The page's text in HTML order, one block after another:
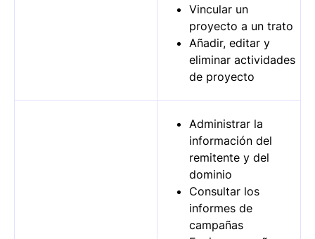
Vincular un
proyecto a un trato
Añadir, editar y
eliminar actividades
de proyecto
Administrar la
información del
remitente y del
dominio
Consultar los
informes de
campañas